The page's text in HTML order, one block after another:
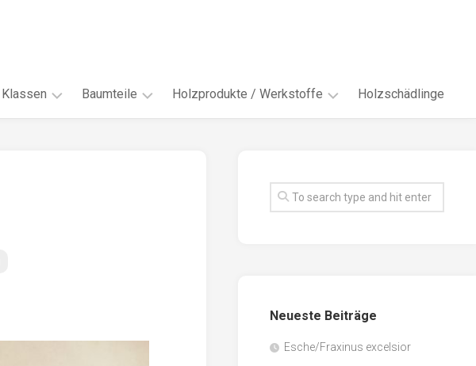
Klassen Baumteile Holzprodukte / Werkstoffe
Faserwerkstoffe
Holzschädlinge
Neueste Beiträge
Esche/Fraxinus excelsior